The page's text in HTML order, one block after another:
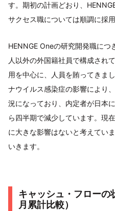
す。期初の計画どおり、
サクセス職については順調に採
HENNGE Oneの研究開発職に
人以外の外国籍社員で構成され
用を中心に、人員を賄ってきま
ナウイルス感染症の影響により
況になっており、内定者が日本
ら四半期で減少しています。現
に大きな影響はないと考えてい
いきます。
キャッシュ・フロー
月累計比較）